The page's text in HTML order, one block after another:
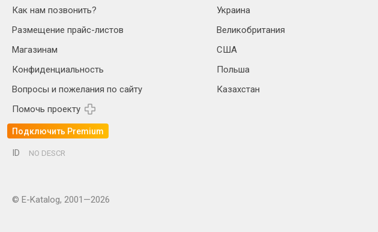
Как нам позвонить?
Размещение прайс-листов
Магазинам
Конфиденциальность
Вопросы и пожелания по сайту
Помочь проекту
Подключить Premium
Украина
Великобритания
США
Польша
Казахстан
ID NO DESCR
© E-Katalog, 2001—2026